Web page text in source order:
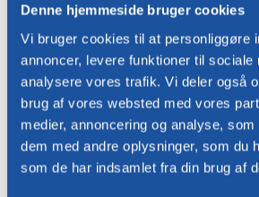
Denne hjemmeside bruger cookies
Vi bruger cookies til at personliggøre
annoncer, levere funktioner til sociale
analysere vores trafik. Vi deler også
brug af vores websted med vores
medier, annoncering og analyse,
dem med andre oplysninger, som du
som de har indsamlet fra din brug af
Interesseret?
For spørgsmål eller for at finde en Bree's
område, bedes du kontakte os!
Navn *
Email adresse *